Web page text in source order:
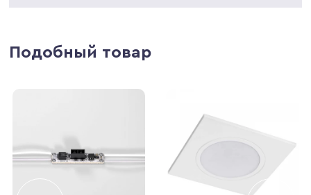
Подобный товар